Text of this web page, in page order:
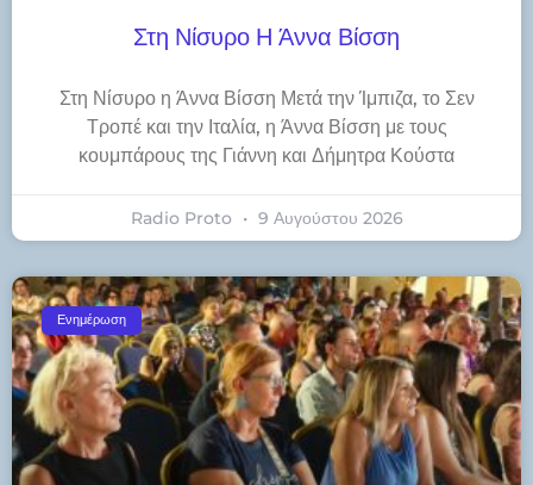
Στη Νίσυρο Η Άννα Βίσση
Στη Νίσυρο η Άννα Βίσση Μετά την Ίμπιζα, το Σεν
Τροπέ και την Ιταλία, η Άννα Βίσση με τους
κουμπάρους της Γιάννη και Δήμητρα Κούστα
Radio Proto 9 Αυγούστου 2026
Ενημέρωση